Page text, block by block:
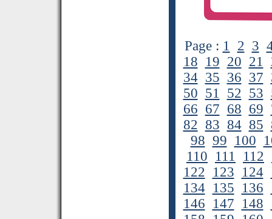
Page : 1 2 3
18 19 20 21
34 35 36 37
50 51 52 53
66 67 68 69
82 83 84 85
98 99 100
110 111 112
122 123 124
134 135 136
146 147 148